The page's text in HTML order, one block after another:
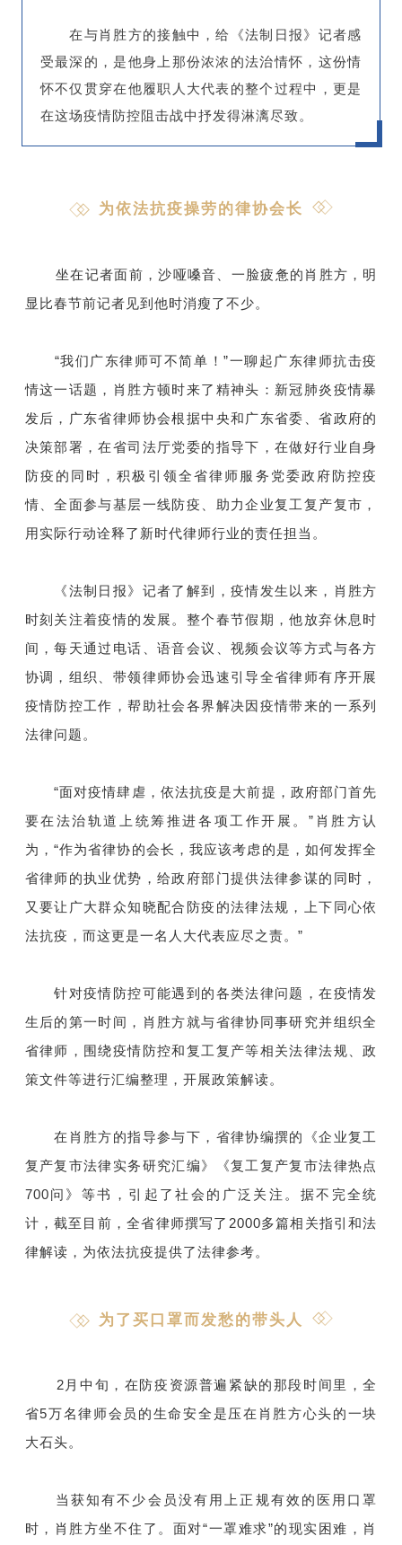
在与肖胜方的接触中，给《法制日报》记者感
受最深的，是他身上那份浓浓的法治情怀，这份情
怀不仅贯穿在他履职人大代表的整个过程中，更是
在这场疫情防控阻击战中抒发得淋漓尽致。
为依法抗疫操劳的律协会长
坐在记者面前，沙哑嗓音、一脸疲惫的肖胜方，明
显比春节前记者见到他时消瘦了不少。
“我们广东律师可不简单！”一聊起广东律师抗击疫
情这一话题，肖胜方顿时来了精神头：新冠肺炎疫情暴
发后，广东省律师协会根据中央和广东省委、省政府的
决策部署，在省司法厅党委的指导下，在做好行业自身
防疫的同时，积极引领全省律师服务党委政府防控疫
情、全面参与基层一线防疫、助力企业复工复产复市，
用实际行动诠释了新时代律师行业的责任担当。
《法制日报》记者了解到，疫情发生以来，肖胜方
时刻关注着疫情的发展。整个春节假期，他放弃休息时
间，每天通过电话、语音会议、视频会议等方式与各方
协调，组织、带领律师协会迅速引导全省律师有序开展
疫情防控工作，帮助社会各界解决因疫情带来的一系列
法律问题。
“面对疫情肆虐，依法抗疫是大前提，政府部门首先
要在法治轨道上统筹推进各项工作开展。”肖胜方认
为，“作为省律协的会长，我应该考虑的是，如何发挥全
省律师的执业优势，给政府部门提供法律参谋的同时，
又要让广大群众知晓配合防疫的法律法规，上下同心依
法抗疫，而这更是一名人大代表应尽之责。”
针对疫情防控可能遇到的各类法律问题，在疫情发
生后的第一时间，肖胜方就与省律协同事研究并组织全
省律师，围绕疫情防控和复工复产等相关法律法规、政
策文件等进行汇编整理，开展政策解读。
在肖胜方的指导参与下，省律协编撰的《企业复工
复产复市法律实务研究汇编》《复工复产复市法律热点
700问》等书，引起了社会的广泛关注。据不完全统
计，截至目前，全省律师撰写了2000多篇相关指引和法
律解读，为依法抗疫提供了法律参考。
为了买口罩而发愁的带头人
2月中旬，在防疫资源普遍紧缺的那段时间里，全
省5万名律师会员的生命安全是压在肖胜方心头的一块
大石头。
当获知有不少会员没有用上正规有效的医用口罩
时，肖胜方坐不住了。面对“一罩难求”的现实困难，肖